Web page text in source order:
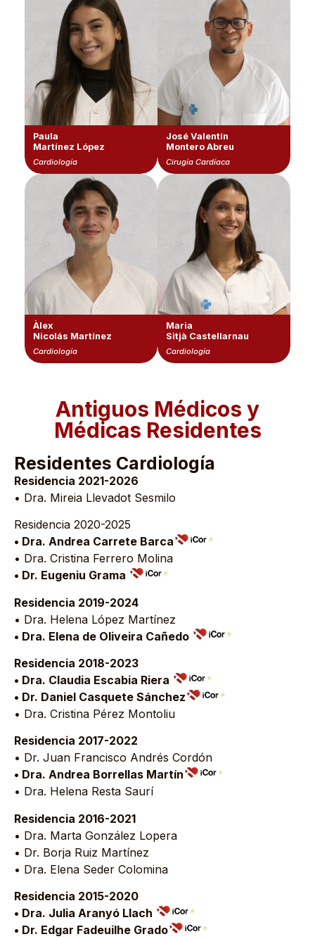
Paula
Martínez López
Cardiología
José Valentín
Montero Abreu
Cirugía Cardíaca
Àlex
Nicolás Martínez
Cardiología
Maria
Sitjà Castellarnau
Cardiología
Antiguos Médicos y
Médicas Residentes
Residentes Cardiología
Residencia 2021-2026
• Dra. Mireia Llevadot Sesmilo
Residencia 2020-2025
• Dra. Andrea Carrete Barca
• Dra. Cristina Ferrero Molina
• Dr. Eugeniu Grama
Residencia 2019-2024
• Dra. Helena López Martínez
• Dra. Elena de Oliveira Cañedo
Residencia 2018-2023
• Dra. Claudia Escabia Riera
• Dr. Daniel Casquete Sánchez
• Dra. Cristina Pérez Montoliu
Residencia 2017-2022
• Dr. Juan Francisco Andrés Cordón
• Dra. Andrea Borrellas Martín
• Dra. Helena Resta Saurí
Residencia 2016-2021
• Dra. Marta González Lopera
• Dr. Borja Ruiz Martínez
• Dra. Elena Seder Colomina
Residencia 2015-2020
• Dra. Julia Aranyó Llach
• Dr. Edgar Fadeuilhe Grado